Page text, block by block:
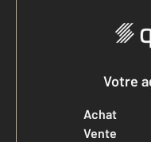
Votre
Achat
Vente